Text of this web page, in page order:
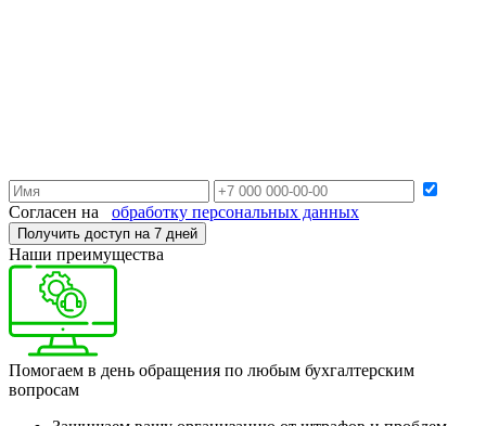
Согласен на обработку персональных данных
Получить доступ на 7 дней
Наши преимущества
Помогаем в день обращения по любым бухгалтерским
вопросам